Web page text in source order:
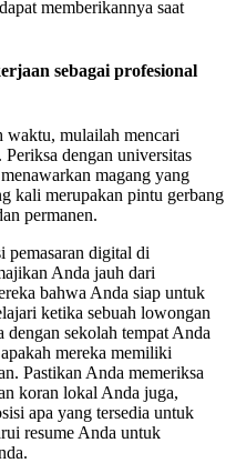
memberikannya saat
sebagai profesional
waktu, mulailah mencari
dengan universitas
magang yang
kali merupakan pintu gerbang
permanen.
pemasaran digital di
Anda jauh dari
bahwa Anda siap untuk
ketika sebuah lowongan
dengan sekolah tempat Anda
mereka memiliki
Pastikan Anda memeriksa
koran lokal Anda juga,
apa yang tersedia untuk
resume Anda untuk